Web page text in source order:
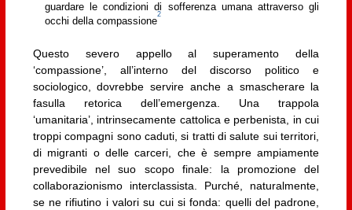
guardare le condizioni di sofferenza umana attraverso gli
occhi della compassione
2
Questo severo appello al superamento della
‘compassione’, all’interno del discorso politico e
sociologico, dovrebbe servire anche a smascherare la
fasulla retorica dell’emergenza. Una trappola
‘umanitaria’, intrinsecamente cattolica e perbenista, in cui
troppi compagni sono caduti, si tratti di salute sui territori,
di migranti o delle carceri, che è sempre ampiamente
prevedibile nel suo scopo finale: la promozione del
collaborazionismo interclassista. Purché, naturalmente,
se ne rifiutino i valori su cui si fonda: quelli del padrone,